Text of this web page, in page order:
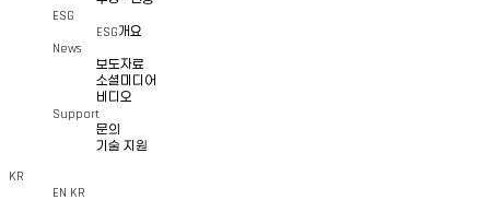
ESG
ESG개요
News
보도자료
소셜미디어
비디오
Support
문의
기술 지원
KR
EN KR